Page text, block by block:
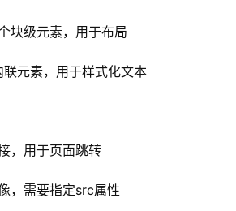
块级元素，用于布局
联元素，用于样式化文本
，用于页面跳转
，需要指定src属性